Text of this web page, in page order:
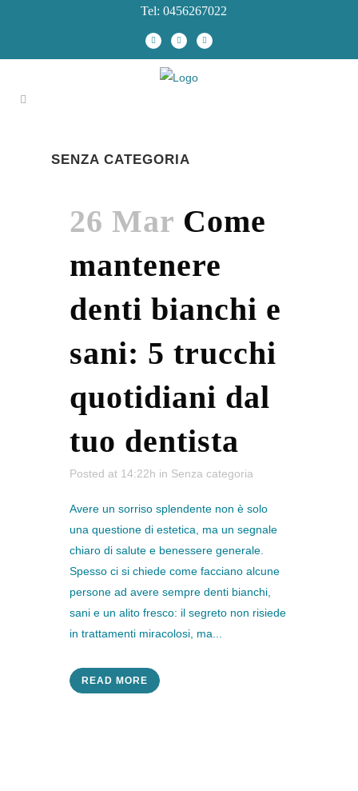
Tel: 0456267022
SENZA CATEGORIA
26 Mar Come
mantenere
denti bianchi e
sani: 5 trucchi
quotidiani dal
tuo dentista
Posted at 14:22h in Senza categoria
Avere un sorriso splendente non è solo
una questione di estetica, ma un segnale
chiaro di salute e benessere generale.
Spesso ci si chiede come facciano alcune
persone ad avere sempre denti bianchi,
sani e un alito fresco: il segreto non risiede
in trattamenti miracolosi, ma...
READ MORE